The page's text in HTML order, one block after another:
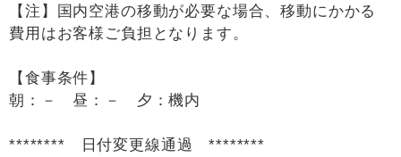
【注】国内空港の移動が必要な場合、移動にかかる
費用はお客様ご負担となります。
【食事条件】
朝：－ 昼：－ 夕：機内
******** 日付変更線通過 ********